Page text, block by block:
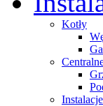
Kotły
Instalacje